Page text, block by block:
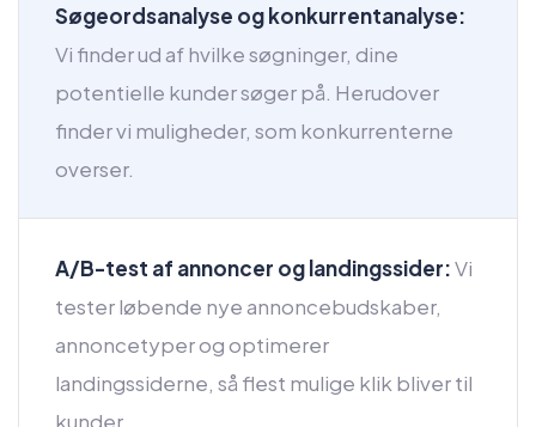
Søgeordsanalyse og konkurrentanalyse:
Vi finder ud af hvilke søgninger, dine
potentielle kunder søger på. Herudover
finder vi muligheder, som konkurrenterne
overser.
A/B-test af annoncer og landingssider:Vi
tester løbende nye annoncebudskaber,
annoncetyper og optimerer
landingssiderne, så flest mulige klik bliver til
kunder.